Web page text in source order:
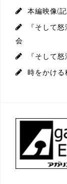
本編映像(
『そして
会
『そして
時をかけ